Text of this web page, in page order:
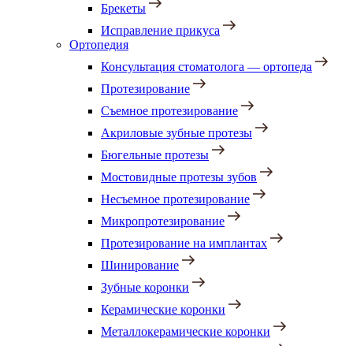
Брекеты
Исправление прикуса
Ортопедия
Консультация стоматолога — ортопеда
Протезирование
Съемное протезирование
Акриловые зубные протезы
Бюгельные протезы
Мостовидные протезы зубов
Несъемное протезирование
Микропротезирование
Протезирование на имплантах
Шинирование
Зубные коронки
Керамические коронки
Металлокерамические коронки